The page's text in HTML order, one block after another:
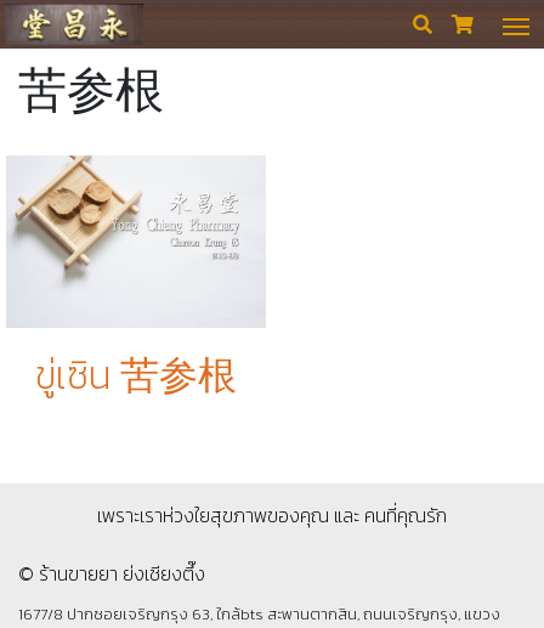
ร้านขายยา ย่งเชียงตึ๊ง  
苦参根
ขู่เซิน 苦参根
เพราะเราห่วงใยสุขภาพของคุณ และ คนที่คุณรัก
© ร้านขายยา ย่งเชียงตึ๊ง
1677/8 ปากซอยเจริญกรุง 63, ใกล้bts สะพานตากสิน, ถนนเจริญกรุง, แขวง